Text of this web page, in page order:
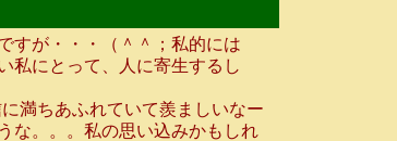
すが・・・（＾＾；私的には
私にとって、人に寄生するし
満ちあふれていて羨ましいなー
な。。。私の思い込みかもしれ